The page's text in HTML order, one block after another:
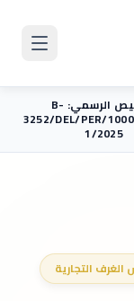
الترخيص الرسمي: B-
3252/DEL/PER/
1/2025
التجارية